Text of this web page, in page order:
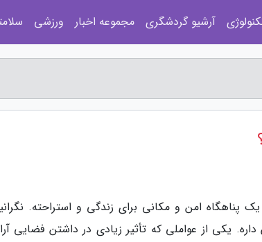
امن و مکانی برای زندگی و استراحته.
یکی از عواملی که تأثیر زیادی در داشتن فضایی
آرشیو گردشگری مجموعه اخبار ورزشی